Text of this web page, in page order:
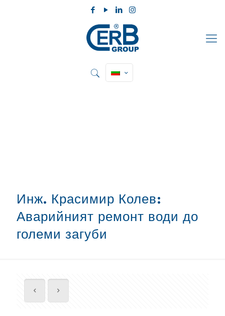
Инж. Красимир Колев:
Аварийният ремонт води до
големи загуби